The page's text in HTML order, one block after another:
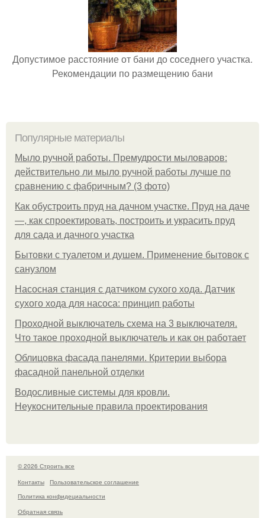
Допустимое расстояние от бани до соседнего участка.
Рекомендации по размещению бани
Популярные материалы
Мыло ручной работы. Премудрости мыловаров:
действительно ли мыло ручной работы лучше по
сравнению с фабричным? (3 фото)
Как обустроить пруд на дачном участке. Пруд на даче
—, как спроектировать, построить и украсить пруд
для сада и дачного участка
Бытовки с туалетом и душем. Применение бытовок с
санузлом
Насосная станция с датчиком сухого хода. Датчик
сухого хода для насоса: принцип работы
Проходной выключатель схема на 3 выключателя.
Что такое проходной выключатель и как он работает
Облицовка фасада панелями. Критерии выбора
фасадной панельной отделки
Водосливные системы для кровли.
Неукоснительные правила проектирования
© 2026 Строить все
Контакты
Пользовательское соглашение
Политика конфидециальности
Обратная связь